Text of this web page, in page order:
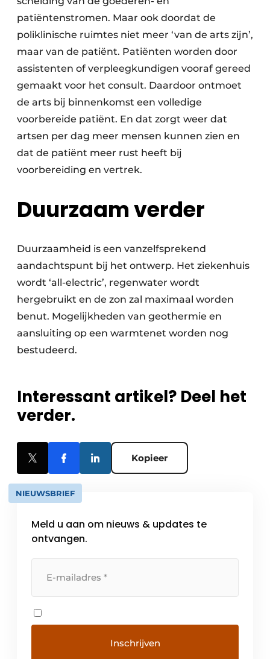
patiëntenstromen. Maar ook doordat de
poliklinische ruimtes niet meer ‘van de arts zijn’,
maar van de patiënt. Patiënten worden door
assistenten of verpleegkundigen vooraf gereed
gemaakt voor het consult. Daardoor ontmoet
de arts bij binnenkomst een volledige
voorbereide patiënt. En dat zorgt weer dat
artsen per dag meer mensen kunnen zien en
dat de patiënt meer rust heeft bij
voorbereiding en vertrek.
Duurzaam verder
Duurzaamheid is een vanzelfsprekend
aandachtspunt bij het ontwerp. Het ziekenhuis
wordt ‘all-electric’, regenwater wordt
hergebruikt en de zon zal maximaal worden
benut. Mogelijkheden van geothermie en
aansluiting op een warmtenet worden nog
bestudeerd.
Interessant artikel? Deel het
verder.
Kopieer
NIEUWSBRIEF
Meld u aan om nieuws & updates te
ontvangen.